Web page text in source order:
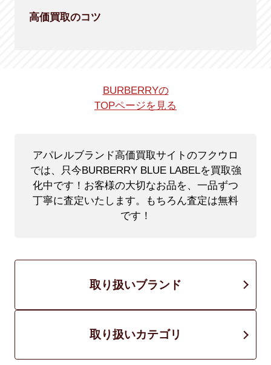
高価買取のコツ
BURBERRYの
TOPページを見る
アパレルブランド高価買取サイトのフクウロ
では、只今BURBERRY BLUE LABELを買取強
化中です！ お客様の大切なお品を、一品ずつ
丁寧に査定いたします。もちろん査定は無料
です！
取り扱いブランド
取り扱いカテゴリ